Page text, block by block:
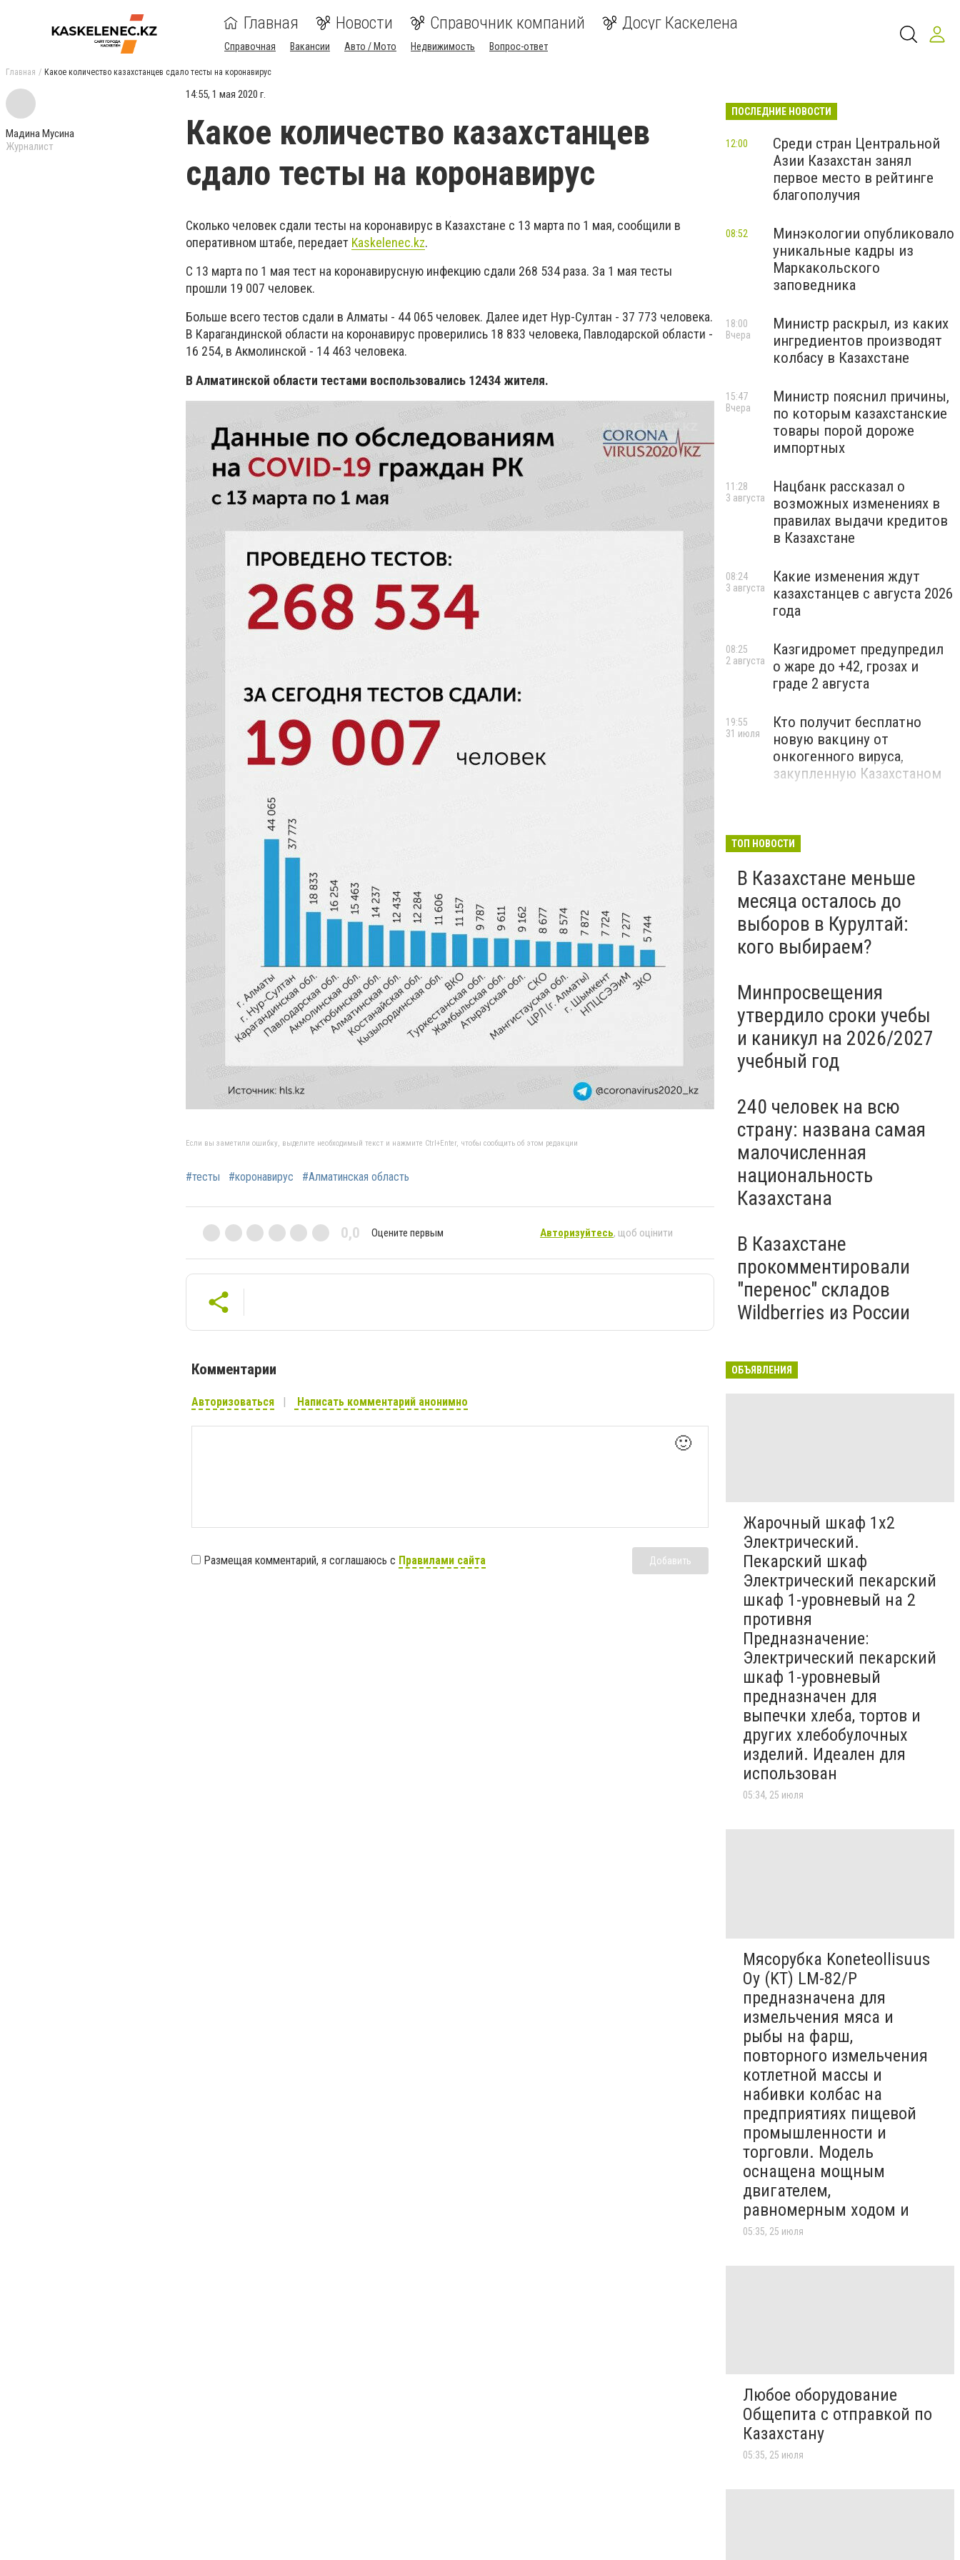
Главная Новости Справочник компаний Досуг Каскелена
Справочная Вакансии Авто / Мото Недвижимость Вопрос-ответ
Главная Какое количество казахстанцев сдало тесты на коронавирус
Мадина Мусина
Журналист
14:55, 1 мая 2020 г.
Какое количество казахстанцев
сдало тесты на коронавирус
Сколько человек сдали тесты на коронавирус в Казахстане с 13 марта по 1 мая, сообщили в
оперативном штабе, передает Kaskelenec.kz.
С 13 марта по 1 мая тест на коронавирусную инфекцию сдали 268 534 раза. За 1 мая тесты
прошли 19 007 человек.
Больше всего тестов сдали в Алматы - 44 065 человек. Далее идет Нур-Султан - 37 773 человека.
В Карагандинской области на коронавирус проверились 18 833 человека, Павлодарской области -
16 254, в Акмолинской - 14 463 человека.
В Алматинской области тестами воспользовались 12434 жителя.
Если вы заметили ошибку, выделите необходимый текст и нажмите Ctrl+Enter, чтобы сообщить об этом редакции
#тесты #коронавирус #Алматинская область
0,0 Оцените первым Авторизуйтесь, щоб оцінити
Комментарии
Авторизоваться Написать комментарий анонимно
🙂
Размещая комментарий, я соглашаюсь с Правилами сайта Добавить
ПОСЛЕДНИЕ НОВОСТИ
Среди стран Центральной
Азии Казахстан занял
первое место в рейтинге
благополучия
12:00
Минэкологии опубликовало
уникальные кадры из
Маркакольского
заповедника
08:52
Министр раскрыл, из каких
ингредиентов производят
колбасу в Казахстане
18:00
Вчера
Министр пояснил причины,
по которым казахстанские
товары порой дороже
импортных
15:47
Вчера
Нацбанк рассказал о
возможных изменениях в
правилах выдачи кредитов
в Казахстане
11:28
3 августа
Какие изменения ждут
казахстанцев с августа 2026
года
08:24
3 августа
Казгидромет предупредил
о жаре до +42, грозах и
граде 2 августа
08:25
2 августа
Кто получит бесплатно
новую вакцину от
онкогенного вируса,
закупленную Казахстаном
19:55
31 июля
ТОП НОВОСТИ
В Казахстане меньше
месяца осталось до
выборов в Курултай:
кого выбираем?
Минпросвещения
утвердило сроки учебы
и каникул на 2026/2027
учебный год
240 человек на всю
страну: названа самая
малочисленная
национальность
Казахстана
В Казахстане
прокомментировали
"перенос" складов
Wildberries из России
ОБЪЯВЛЕНИЯ
Жарочный шкаф 1х2
Электрический.
Пекарский шкаф
Электрический пекарский
шкаф 1-уровневый на 2
противня
Предназначение:
Электрический пекарский
шкаф 1-уровневый
предназначен для
выпечки хлеба, тортов и
других хлебобулочных
изделий. Идеален для
использован
05:34, 25 июля
Мясорубка Koneteollisuus
Oy (KT)​ LM-82/P
предназначена для
измельчения мяса и
рыбы на фарш,
повторного измельчения
котлетной массы и
набивки колбас на
предприятиях пищевой
промышленности и
торговли. Модель
оснащена мощным
двигателем,
равномерным ходом и
05:35, 25 июля
Любое оборудование
Общепита с отправкой по
Казахстану
05:35, 25 июля